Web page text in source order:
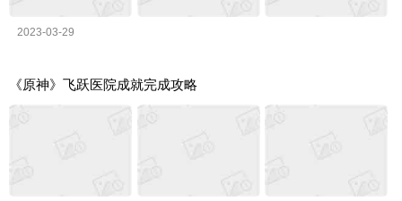
2023-03-29
《原神》飞跃医院成就完成攻略